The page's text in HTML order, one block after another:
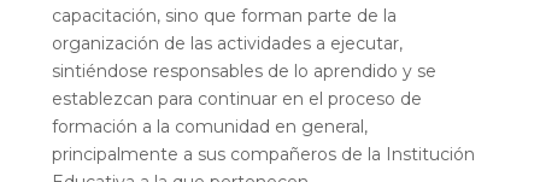
capacitación, sino que forman parte de la
organización de las actividades a ejecutar,
sintiéndose responsables de lo aprendido y se
establezcan para continuar en el proceso de
formación a la comunidad en general,
principalmente a sus compañeros de la Institución